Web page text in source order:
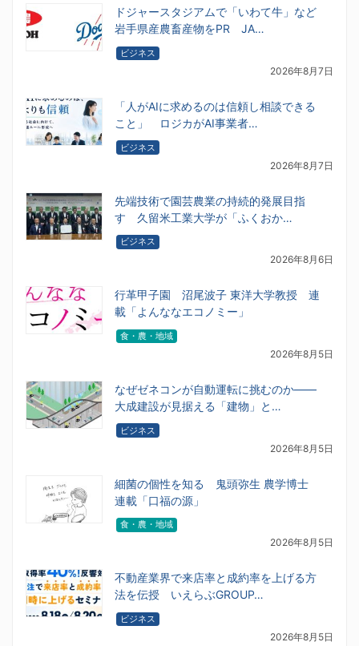
ドジャースタジアムで「いわて牛」など
岩手県産農畜産物をPR JA…
ビジネス
2026年8月7日
「人がAIに求めるのは信頼し相談できる
こと」 ロジカがAI事業者…
ビジネス
2026年8月7日
先端技術で園芸農業の持続的発展目指
す 久留米工業大学が「ふくおか…
ビジネス
2026年8月6日
行革甲子園 沼尾波子 東洋大学教授 連
載「よんななエコノミー」
食・農・地域
2026年8月5日
なぜゼネコンが自動運転に挑むのか――
大成建設が見据える「建物」と…
ビジネス
2026年8月5日
細菌の個性を知る 鬼頭弥生 農学博士
連載「口福の源」
食・農・地域
2026年8月5日
不動産業界で来店率と成約率を上げる方
法を伝授 いえらぶGROUP…
ビジネス
2026年8月5日